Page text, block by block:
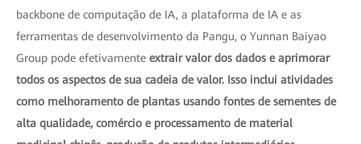
backbone de computação de IA, a plataforma de IA e as
ferramentas de desenvolvimento da Pangu, o Yunnan Baiyao
Group pode efetivamente extrair valor dos dados e aprimorar
todos os aspectos de sua cadeia de valor. Isso inclui atividades
como melhoramento de plantas usando fontes de sementes de
alta qualidade, comércio e processamento de material